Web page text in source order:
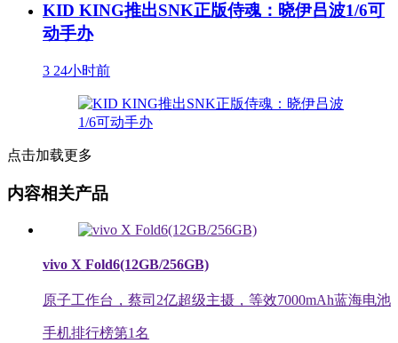
KID KING推出SNK正版侍魂：晓伊吕波1/6可
动手办
3 24小时前
点击加载更多
内容相关产品
vivo X Fold6(12GB/256GB)
原子工作台，蔡司2亿超级主摄，等效7000mAh蓝海电池
手机排行榜第1名